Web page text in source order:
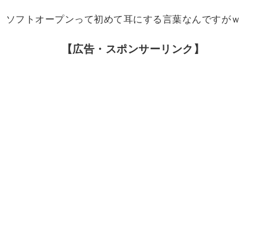
ソフトオープンって初めて耳にする言葉なんですがｗ
【広告・スポンサーリンク】